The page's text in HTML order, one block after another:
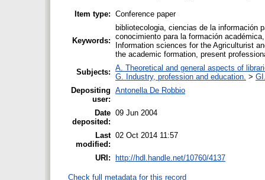
Item type: Conference paper
Keywords:
bibliotecologia, ciencias de la información
conocimiento para la formación
Information sciences for the Agriculturist
the academic formation, present
Subjects: A. Theoretical and general aspects of
G. Industry, profession and education. >
Depositing
user:
Antonella De Robbio
Date
deposited:
09 Jun 2004
Last
modified:
02 Oct 2014 11:57
URI: http://hdl.handle.net/10760/4137
Check full metadata for this record